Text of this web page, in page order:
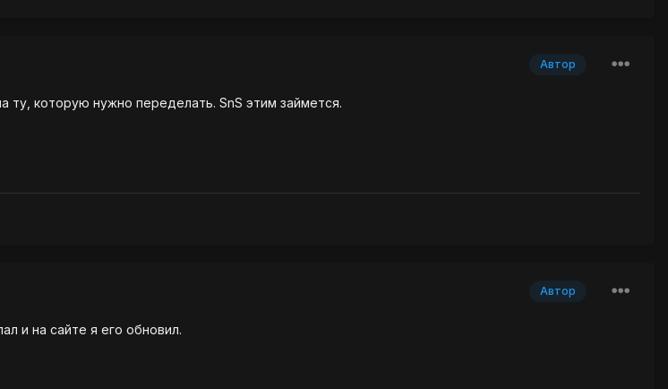
Автор
ту, которую нужно переделать. SnS этим займется.
Автор
и на сайте я его обновил.